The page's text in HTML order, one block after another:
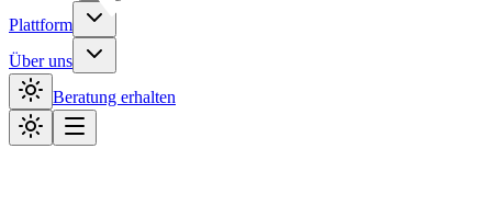
Plattform
Über uns
Beratung erhalten